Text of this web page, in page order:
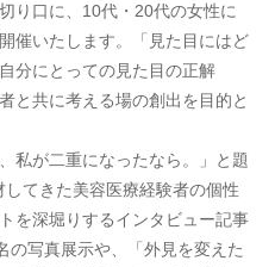
り口に、10代・20代の女性に
催いたします。「見た目にはど
分にとっての見た目の正解
と共に考える場の創出を目的と
私が二重になったなら。」と題
てきた美容医療経験者の個性
を深堀りするインタビュー記事
の写真展示や、「外見を変えた